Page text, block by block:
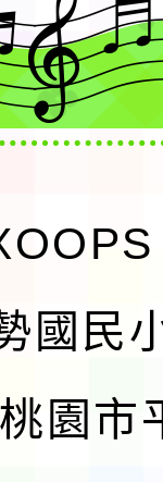
國民
園市